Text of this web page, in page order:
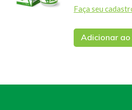
Faça seu
Adicionar ao